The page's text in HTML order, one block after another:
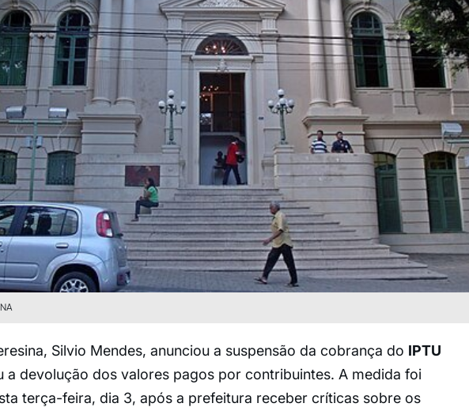
Silvio Mendes, anunciou a suspensão da cobrança do IPTU
a devolução dos valores pagos por contribuintes. A medida foi
terça-feira, dia 3, após a prefeitura receber críticas sobre os